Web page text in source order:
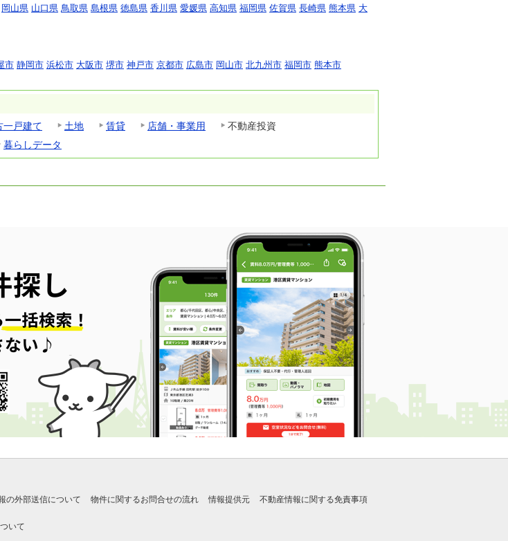
岡山県 山口県 鳥取県 島根県 徳島県 香川県 愛媛県 高知県 福岡県 佐賀県 長崎県 熊本県 大
市 静岡市 浜松市 大阪市 堺市 神戸市 京都市 広島市 岡山市 北九州市 福岡市 熊本市
一戸建て 土地 賃貸 店舗・事業用
不動産投資
暮らしデータ
の外部送信について 物件に関するお問合せの流れ 情報提供元 不動産情報に関する免責事項
いて